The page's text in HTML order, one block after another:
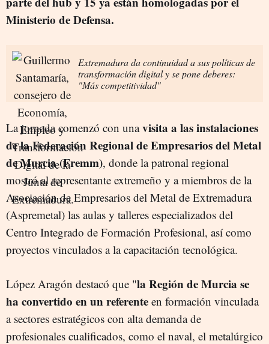
Ministerio de Defensa.
Extremadura da continuidad a sus políticas de
transformación digital y se pone deberes:
"Más competitividad"
La jornada comenzó con unavisita a las instalaciones
de la Federación Regional de Empresarios del Metal
de Murcia (Fremm), donde la patronal regional
mostró al representante extremeño y a miembros de la
Asociación de Empresarios del Metal de Extremadura
(Aspremetal) las aulas y talleres especializados del
Centro Integrado de Formación Profesional, así como
proyectos vinculados a la capacitación tecnológica.
López Aragón destacó que "la Región de Murcia se
ha convertido en un referente en formación vinculada
a sectores estratégicos con alta demanda de
profesionales cualificados, como el naval, el metalúrgico